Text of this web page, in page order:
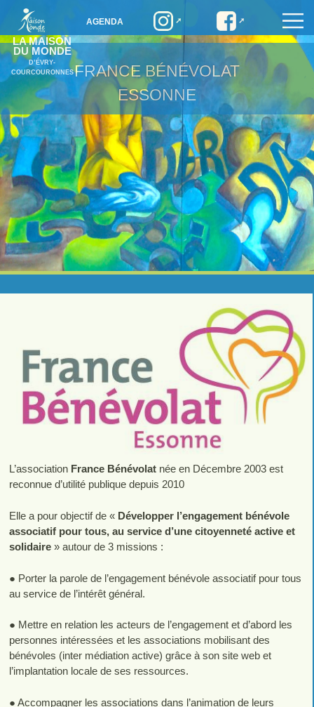
LA MAISON
DU MONDE
D’ÉVRY-
COURCOURONNES
AGENDA
FRANCE BÉNÉVOLAT
ESSONNE
L’association France Bénévolatnée en Décembre 2003 est
reconnue d’utilité publique depuis 2010
Elle a pour objectif de « Développer l’engagement bénévole
associatif pour tous, au service d’une citoyenneté active et
solidaire» autour de 3 missions :
​● Porter la parole de l’engagement bénévole associatif pour tous
au service de l’intérêt général.
​● Mettre en relation les acteurs de l’engagement et d’abord les
personnes intéressées et les associations mobilisant des
bénévoles (inter médiation active) grâce à son site web et
l’implantation locale de ses ressources.
​● Accompagner les associations dans l’animation de leurs